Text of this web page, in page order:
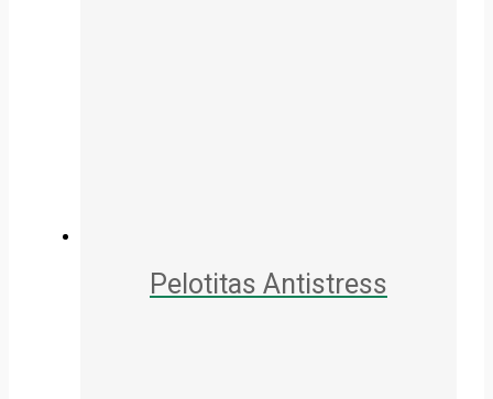
Pelotitas Antistress